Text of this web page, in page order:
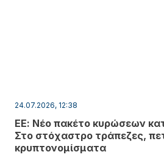
24.07.2026, 12:38
ΕΕ: Νέο πακέτο κυρώσεων
Στο στόχαστρο τράπεζες,
κρυπτονομίσματα